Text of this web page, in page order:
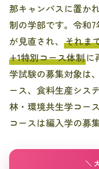
那キャンパスに置か
制の学部です。令和
が見直され、 それま
+1特別コース体制に
学試験の募集対象は
ース、食料生産シス
林・環境共生学コー
コースは編入学の募
＼